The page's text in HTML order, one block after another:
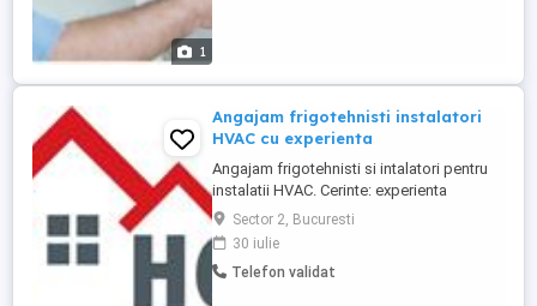
1
Angajam frigotehnisti instalatori
HVAC cu experienta
Angajam frigotehnisti si intalatori pentru
instalatii HVAC. Cerinte: experienta
seriozitate disponibilitate la deplasari
detinere permis cat.B Se oferta salariu
atractiv si bonuri de masa. Pentru detalii
sau neclaritati, va stam la dispozitie.
Sector 2, Bucuresti
30 iulie
Telefon validat